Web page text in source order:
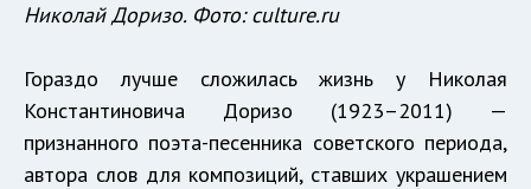
Николай Доризо. Фото: culture.ru
Гораздо лучше сложилась жизнь у Николая
Константиновича Доризо (1923–2011) —
признанного поэта-песенника советского периода,
автора слов для композиций, ставших украшением